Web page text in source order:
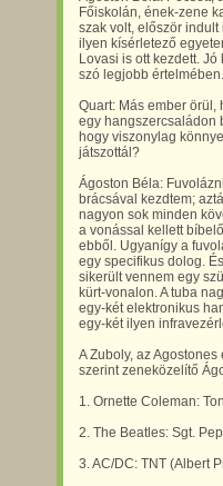
Főiskolán, ének-zene
szak volt, először
ilyen kísérletező
Lovasi is ott kezdett.
szó legjobb értelmében.
Quart: Más ember
egy hangszercsaládon
hogy viszonylag
játszottál?
Ágoston Béla:
brácsával kezdtem;
nagyon sok minden
a vonással kellett
ebből. Ugyanígy a
egy specifikus dolog.
sikerült vennem egy
kürt-vonalon. A tuba
egy-két elektronikus
egy-két ilyen
A Zuboly, az
szerint zeneközelítő
1. Ornette Coleman:
2. The Beatles: Sgt.
3. AC/DC: TNT (Albert